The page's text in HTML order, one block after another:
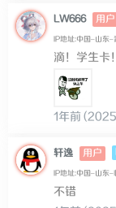
LW666 用户
IP地址:中国–山东–
滴！学生卡
1年前
轩逸 用户
IP地址:中国–山东–
不错